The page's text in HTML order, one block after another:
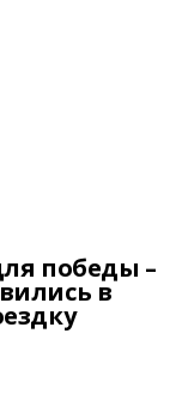
победы –
в